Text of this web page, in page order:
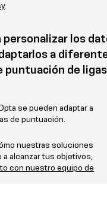
.
personalizar los
a
puntuación de
se pueden adaptar a
de puntuación.
nuestras soluciones
a alcanzar tus objetivos,
con nuestro equipo de